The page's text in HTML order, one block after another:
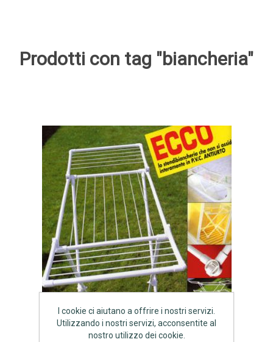
Prodotti con tag "biancheria"
I cookie ci aiutano a offrire i nostri servizi.
Utilizzando i nostri servizi, acconsentite al
nostro utilizzo dei cookie.